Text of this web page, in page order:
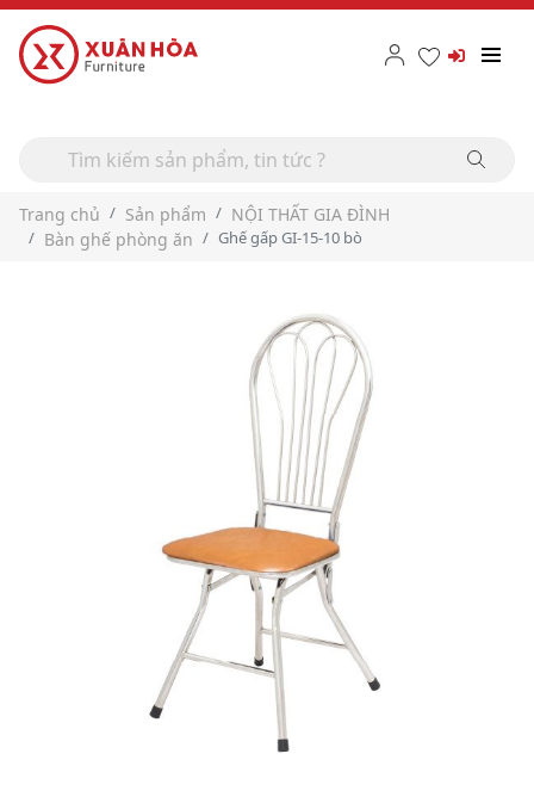
Trang chủ Sản phẩm
NỘI THẤT GIA ĐÌNH
Bàn ghế phòng ăn
Ghế gấp GI-15-10 bò